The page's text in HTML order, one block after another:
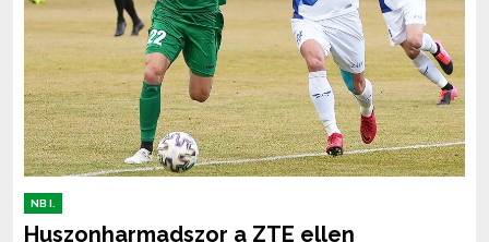
NB I.
Huszonharmadszor a ZTE ellen